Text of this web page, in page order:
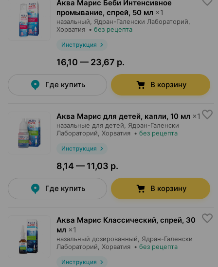
Аква Марис Беби Интенсивное
промывание, спрей, 50 мл ×1
назальный, Ядран-Галенски Лабораторий
Хорватия • без рецепта
Инструкция
16,10 — 23,67 р.
Где купить В корзину
Аква Марис для детей, капли, 10 мл ×1
назальные для детей,
Ядран-Галенски
Лабораторий , Хорватия • без рецепта
Инструкция
8,14 — 11,03 р.
Где купить В корзину
Аква Марис Классический, спрей, 30
мл ×1
назальный дозированный,
Ядран-Галенски
Лабораторий , Хорватия • без рецепта
Инструкция